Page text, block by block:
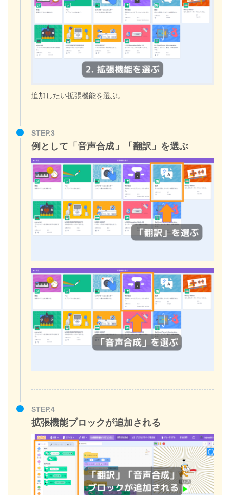
追加したい拡張機能を選ぶ。
STEP.3
例として「音声合成」「翻訳」を選ぶ
STEP.4
拡張機能ブロックが追加される